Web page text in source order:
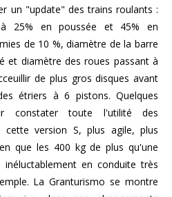
un "update" des trains roulants :
à 25% en poussée et 45% en
de 10 %, diamètre de la barre
et diamètre des roues passant à
de plus gros disques avant
étriers à 6 pistons. Quelques
constater toute l'utilité des
cette version S, plus agile, plus
que les 400 kg de plus qu'une
en conduite très
La Granturismo se montre